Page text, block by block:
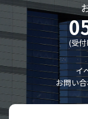
ボランティアの活動
募集のお知らせ
子ども音楽館
子ども音楽館
0歳児からのファミリー
(受
イ
お問い